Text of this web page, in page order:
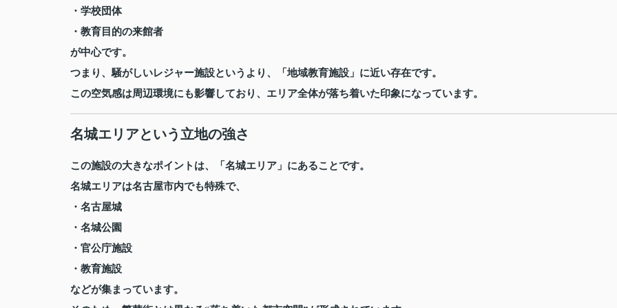
・学校団体
・教育目的の来館者
が中心です。
つまり、騒がしいレジャー施設というより、「地域教育施設」に近い存在です。
この空気感は周辺環境にも影響しており、エリア全体が落ち着いた印象になっています。
名城エリアという立地の強さ
この施設の大きなポイントは、「名城エリア」にあることです。
名城エリアは名古屋市内でも特殊で、
・名古屋城
・名城公園
・官公庁施設
・教育施設
などが集まっています。